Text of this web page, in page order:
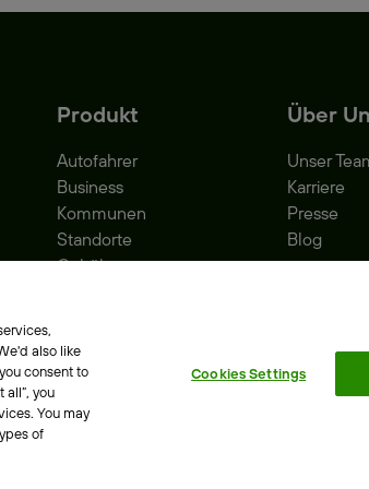
Produkt
Autofahrer
Business
Kommunen
Standorte
Gebühren
Über
Unser
Karriere
Presse
Blog
also like
consent to
all”, you
You may
of
Cookies Settings